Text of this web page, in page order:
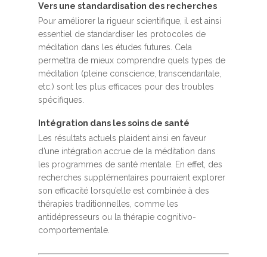
Vers une standardisation des recherches
Pour améliorer la rigueur scientifique, il est ainsi
essentiel de standardiser les protocoles de
méditation dans les études futures. Cela
permettra de mieux comprendre quels types de
méditation (pleine conscience, transcendantale,
etc.) sont les plus efficaces pour des troubles
spécifiques.
Intégration dans les soins de santé
Les résultats actuels plaident ainsi en faveur
d’une intégration accrue de la méditation dans
les programmes de santé mentale. En effet, des
recherches supplémentaires pourraient explorer
son efficacité lorsqu’elle est combinée à des
thérapies traditionnelles, comme les
antidépresseurs ou la thérapie cognitivo-
comportementale.